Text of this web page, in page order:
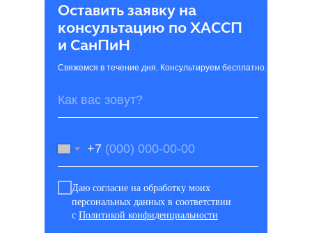
Оставить заявку на
консультацию по ХАССП
и СанПиН
Свяжемся в течение дня. Консультируем бесплатно.
+7
Даю согласие на обработку моих
персональных данных в соответствии
с Политикой конфиденциальности